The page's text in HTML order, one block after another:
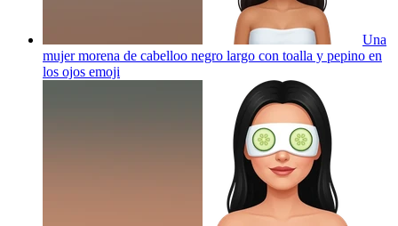
Una
mujer morena de cabelloo negro largo con toalla y pepino en
los ojos emoji